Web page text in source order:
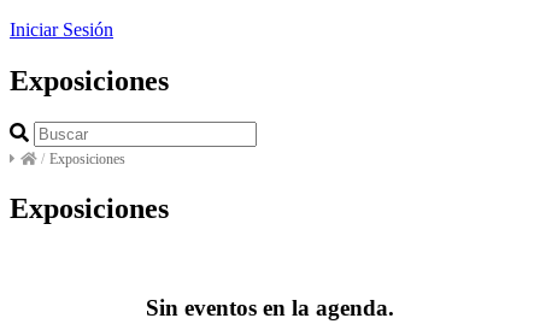
Iniciar Sesión
Exposiciones
/ Exposiciones
Exposiciones
Sin eventos en la agenda.